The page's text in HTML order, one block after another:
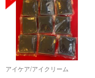
アイケア/アイクリーム